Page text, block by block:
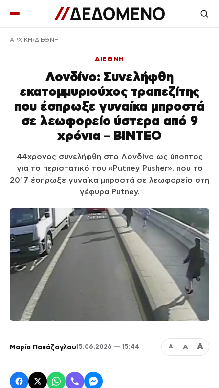
ΑΡΧΙΚΉ ΔΙΕΘΝΗ
ΔΙΕΘΝΗ
Λονδίνο: Συνελήφθη
εκατομμυριούχος τραπεζίτης
που έσπρωξε γυναίκα μπροστά
σε λεωφορείο ύστερα από 9
χρόνια – ΒΙΝΤΕΟ
44χρονος συνελήφθη στο Λονδίνο ως ύποπτος
για το περιστατικό του «Putney Pusher», που το
2017 έσπρωξε γυναίκα μπροστά σε λεωφορείο στη
γέφυρα Putney.
Μαρία Παπάζογλου15.06.2026 — 15:44 Α Α Α